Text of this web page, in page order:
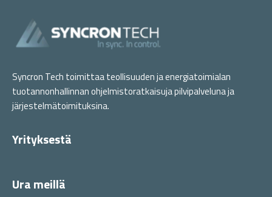
Syncron Tech toimittaa teollisuuden ja energiatoimialan
tuotannonhallinnan ohjelmistoratkaisuja pilvipalveluna ja
järjestelmätoimituksina.
Yrityksestä
Ura meillä